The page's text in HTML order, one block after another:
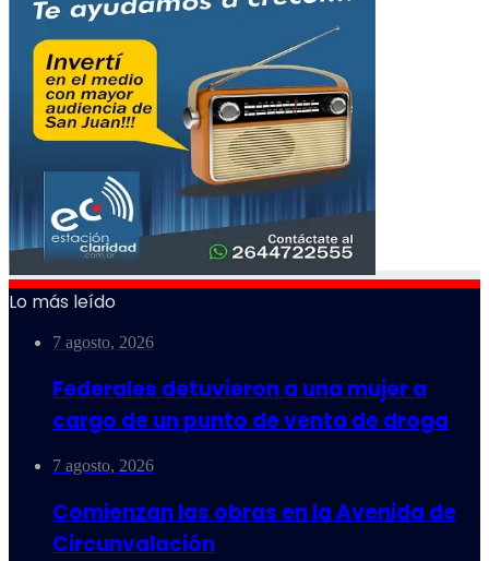
Lo más leído
7 agosto, 2026
Federales detuvieron a una mujer a
cargo de un punto de venta de droga
7 agosto, 2026
Comienzan las obras en la Avenida de
Circunvalación